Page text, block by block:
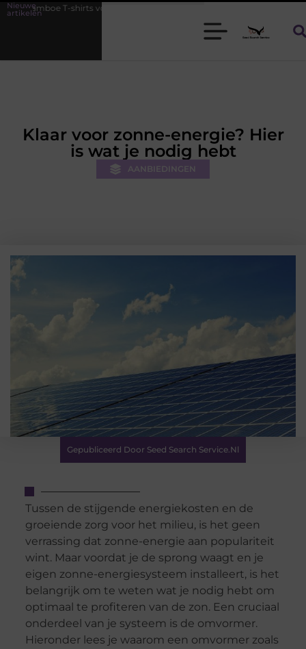
Nieuwe
artikelenvoor heren die koel blijven
Klaar voor zonne-energie? Hier
is wat je nodig hebt
AANBIEDINGEN
Gepubliceerd Door Seed Search Service.nl
Tussen de stijgende energiekosten en de
groeiende zorg voor het milieu, is het geen
verrassing dat zonne-energie aan populariteit
wint. Maar voordat je de sprong waagt en je
eigen zonne-energiesysteem installeert, is het
belangrijk om te weten wat je nodig hebt om
optimaal te profiteren van de zon. Een cruciaal
onderdeel van je systeem is de omvormer.
Hieronder lees je waarom een omvormer zoals